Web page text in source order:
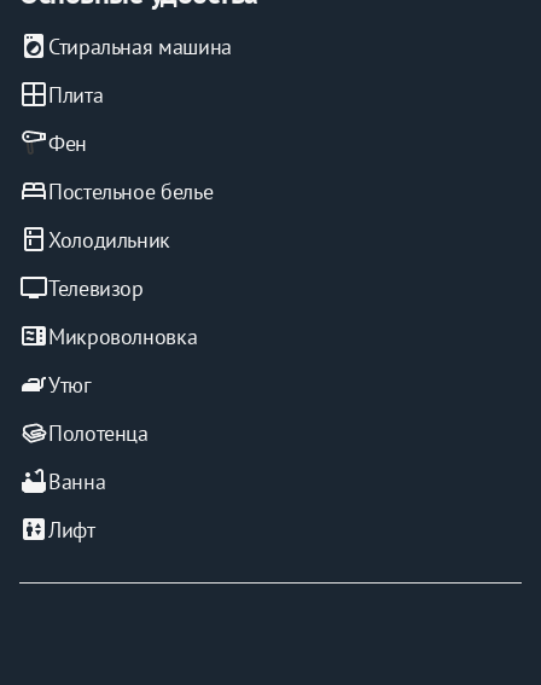
local_laundry_service Стиральная машина
windowПлита
Фен
bedПостельное белье
kitchen Холодильник
tvТелевизор
microwaveМикроволновка
ironУтюг
Полотенца
bathtubВанна
elevatorЛифт